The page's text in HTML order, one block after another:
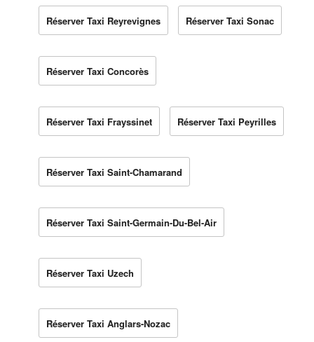
Réserver Taxi Reyrevignes Réserver Taxi Sonac
Réserver Taxi Concorès
Réserver Taxi Frayssinet Réserver Taxi Peyrilles
Réserver Taxi Saint-Chamarand
Réserver Taxi Saint-Germain-Du-Bel-Air
Réserver Taxi Uzech
Réserver Taxi Anglars-Nozac